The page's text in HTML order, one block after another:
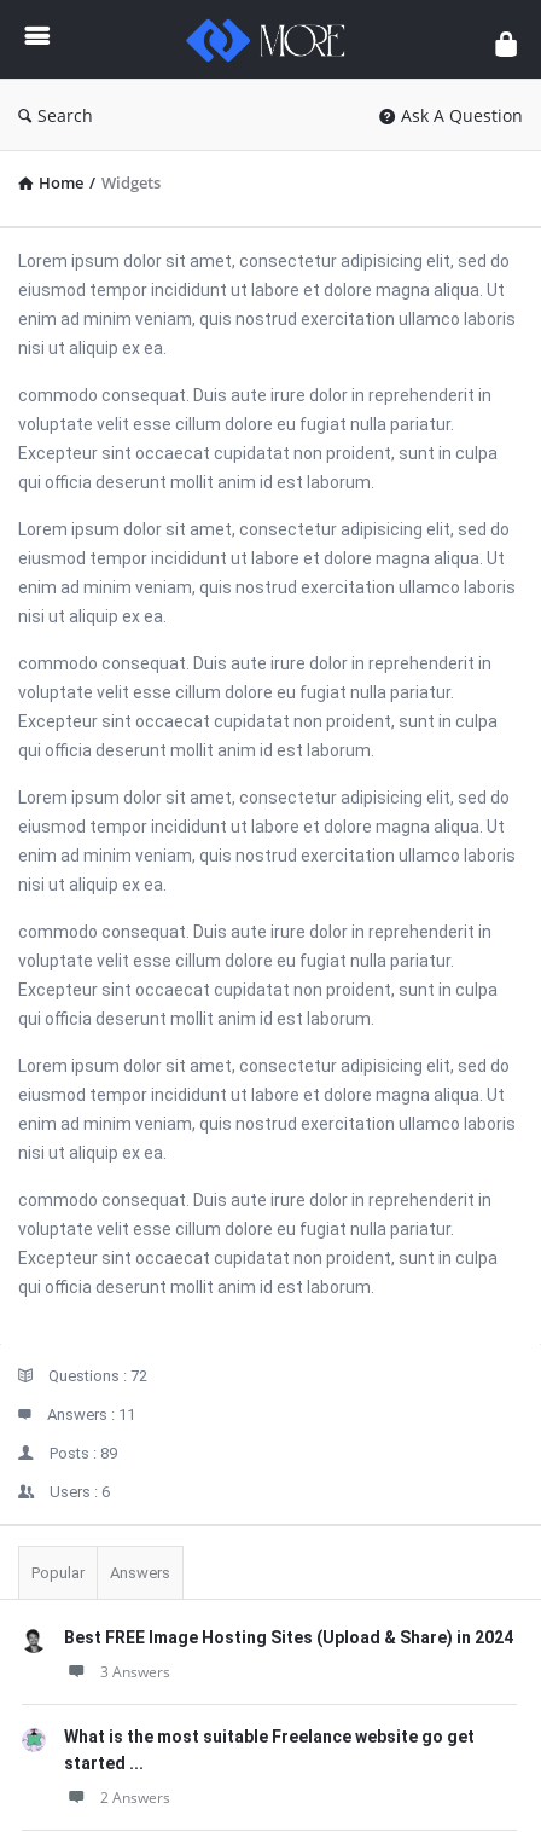
Enceodemore
Search Ask A Question
Home / Widgets
Lorem ipsum dolor sit amet, consectetur adipisicing elit, sed do
eiusmod tempor incididunt ut labore et dolore magna aliqua. Ut
enim ad minim veniam, quis nostrud exercitation ullamco laboris
nisi ut aliquip ex ea.
commodo consequat. Duis aute irure dolor in reprehenderit in
voluptate velit esse cillum dolore eu fugiat nulla pariatur.
Excepteur sint occaecat cupidatat non proident, sunt in culpa
qui officia deserunt mollit anim id est laborum.
Lorem ipsum dolor sit amet, consectetur adipisicing elit, sed do
eiusmod tempor incididunt ut labore et dolore magna aliqua. Ut
enim ad minim veniam, quis nostrud exercitation ullamco laboris
nisi ut aliquip ex ea.
commodo consequat. Duis aute irure dolor in reprehenderit in
voluptate velit esse cillum dolore eu fugiat nulla pariatur.
Excepteur sint occaecat cupidatat non proident, sunt in culpa
qui officia deserunt mollit anim id est laborum.
Lorem ipsum dolor sit amet, consectetur adipisicing elit, sed do
eiusmod tempor incididunt ut labore et dolore magna aliqua. Ut
enim ad minim veniam, quis nostrud exercitation ullamco laboris
nisi ut aliquip ex ea.
commodo consequat. Duis aute irure dolor in reprehenderit in
voluptate velit esse cillum dolore eu fugiat nulla pariatur.
Excepteur sint occaecat cupidatat non proident, sunt in culpa
qui officia deserunt mollit anim id est laborum.
Lorem ipsum dolor sit amet, consectetur adipisicing elit, sed do
eiusmod tempor incididunt ut labore et dolore magna aliqua. Ut
enim ad minim veniam, quis nostrud exercitation ullamco laboris
nisi ut aliquip ex ea.
commodo consequat. Duis aute irure dolor in reprehenderit in
voluptate velit esse cillum dolore eu fugiat nulla pariatur.
Excepteur sint occaecat cupidatat non proident, sunt in culpa
qui officia deserunt mollit anim id est laborum.
StatsQuestions : 72
Answers : 11
Posts : 89
Users : 6
Popular Answers
Best FREE Image Hosting Sites (Upload & Share) in 2024
3 Answers
What is the most suitable Freelance website go get
started ...
2 Answers